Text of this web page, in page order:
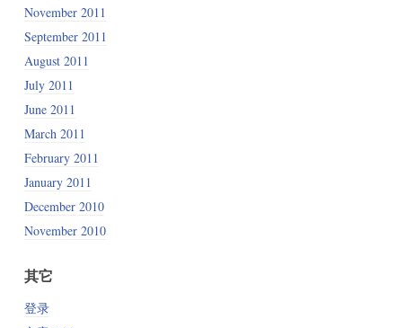
November 2011
September 2011
August 2011
July 2011
June 2011
March 2011
February 2011
January 2011
December 2010
November 2010
其它
登录